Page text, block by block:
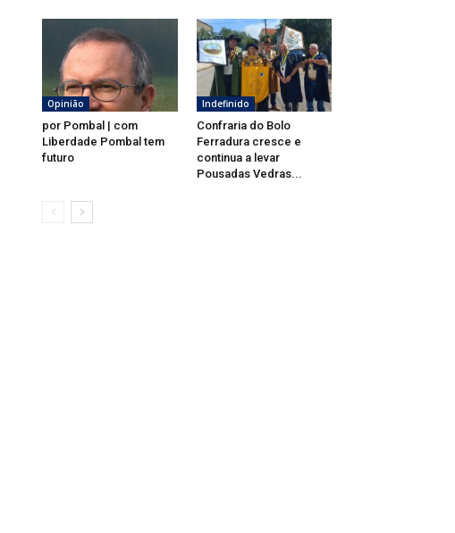
Opinião
por Pombal | com
Liberdade Pombal tem
futuro
Indefinido
Confraria do Bolo
Ferradura cresce e
continua a levar
Pousadas Vedras...